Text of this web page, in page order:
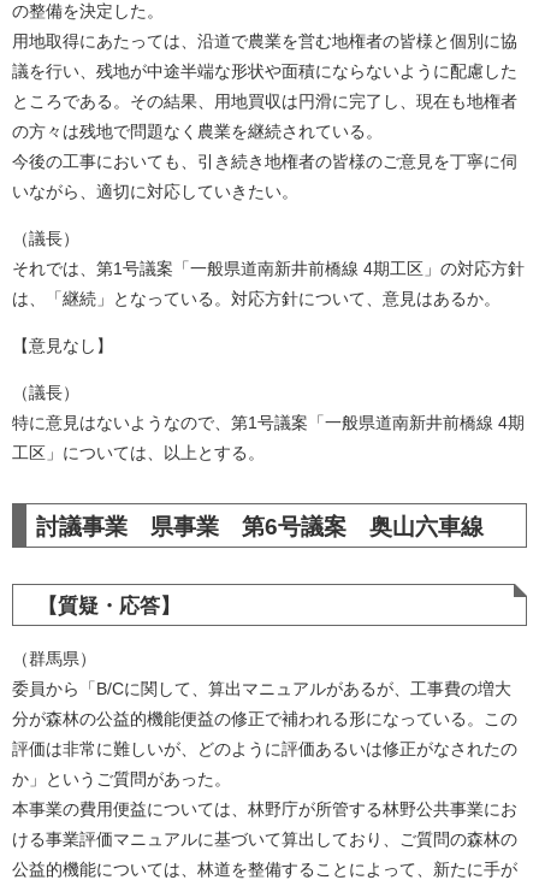
の整備を決定した。
用地取得にあたっては、沿道で農業を営む地権者の皆様と個別に協
議を行い、残地が中途半端な形状や面積にならないように配慮した
ところである。その結果、用地買収は円滑に完了し、現在も地権者
の方々は残地で問題なく農業を継続されている。
今後の工事においても、引き続き地権者の皆様のご意見を丁寧に伺
いながら、適切に対応していきたい。
（議長）
それでは、第1号議案「一般県道南新井前橋線 4期工区」の対応方針
は、「継続」となっている。対応方針について、意見はあるか。
【意見なし】
（議長）
特に意見はないようなので、第1号議案「一般県道南新井前橋線 4期
工区」については、以上とする。​
討議事業 県事業 第6号議案 奥山六車線
【質疑・応答】
（群馬県）
委員から「B/Cに関して、算出マニュアルがあるが、工事費の増大
分が森林の公益的機能便益の修正で補われる形になっている。この
評価は非常に難しいが、どのように評価あるいは修正がなされたの
か」というご質問があった。
本事業の費用便益については、林野庁が所管する林野公共事業にお
ける事業評価マニュアルに基づいて算出しており、ご質問の森林の
公益的機能については、林道を整備することによって、新たに手が